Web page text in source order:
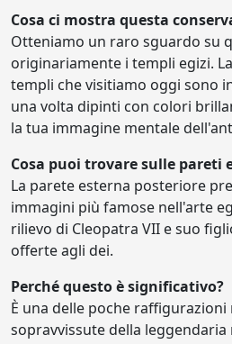
Cosa ci mostra questa
Otteniamo un raro sguardo su
originariamente i templi egizi.
templi che visitiamo oggi sono
una volta dipinti con colori
la tua immagine mentale
Cosa puoi trovare sulle pareti
La parete esterna posteriore
immagini più famose nell'arte
rilievo di Cleopatra VII e suo
offerte agli dei.
Perché questo è significativo?
È una delle poche
sopravvissute della leggendaria